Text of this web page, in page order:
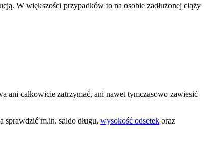
W większości przypadków to na osobie zadłużonej ciąży
całkowicie zatrzymać, ani nawet tymczasowo zawiesić
sprawdzić m.in. saldo długu, wysokość odsetek oraz